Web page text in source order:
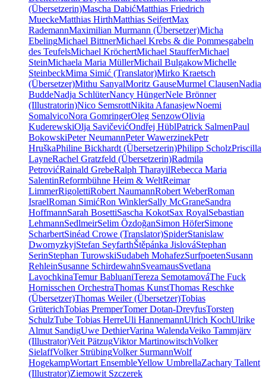
(Übersetzerin)Mascha DabićMatthias Friedrich
MueckeMatthias HirthMatthias SeifertMax
RademannMaximilian Murmann (Übersetzer)Micha
EbelingMichael BittnerMichael Krebs & die Pommesgabeln
des TeufelsMichael KröchertMichael StaufferMichael
SteinMichaela Maria MüllerMichail BulgakowMichelle
SteinbeckMima Simić (Translator)Mirko Kraetsch
(Übersetzer)Mithu SanyalMoritz GauseMurmel ClausenNadia
BuddeNadja SchlüterNancy HüngerNele Brönner
(Illustratorin)Nico SemsrottNikita AfanasjewNoemi
SomalvicoNora GomringerOleg SenzowOlivia
KuderewskiOlja SavičevićOndřej HüblPatrick SalmenPaul
BokowskiPeter NeumannPeter WawerzinekPetr
HruškaPhiline Bickhardt (Übersetzerin)Philipp ScholzPriscilla
LayneRachel Gratzfeld (Übersetzerin)Radmila
PetrovićRainald GrebeRalph TharayilRebecca Maria
SalentinReformbühne Heim & WeltReimar
LimmerRigolettiRobert NaumannRobert WeberRoman
IsraelRoman SimićRon WinklerSally McGraneSandra
HoffmannSarah BosettiSascha KokotSax RoyalSebastian
LehmannSedlmeirSelim ÖzdoğanSimon HöferSimone
ScharbertSinéad Crowe (Translator)SpiderStanislaw
DwornyzkyjStefan SeyfarthŠtěpánka JislováStephan
SerinStephan TurowskiSudabeh MohafezSurfpoetenSusann
RehleinSusanne SchirdewahnSveamausSvetlana
LavochkinaTemur BabluaniTereza SemotamováThe Fuck
Hornisschen OrchestraThomas KunstThomas Reschke
(Übersetzer)Thomas Weiler (Übersetzer)Tobias
GrüterichTobias PremperTomer Dotan-DreyfusTorsten
SchulzTube Tobias HerreUli HannemannUlrich KochUlrike
Almut SandigUwe DethierVarina WalendaVeiko Tammjärv
(Illustrator)Veit PätzugViktor MartinowitschVolker
SielaffVolker StrübingVolker SurmannWolf
HogekampWortart EnsembleYellow UmbrellaZachary Tallent
(Illustrator)Ziemowit Szczerek